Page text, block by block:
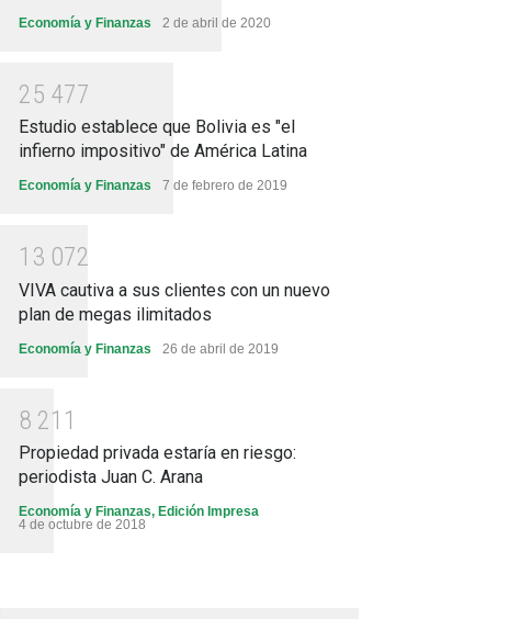
Economía y Finanzas 2 de abril de 2020
25 477
Estudio establece que Bolivia es "el
infierno impositivo" de América Latina
Economía y Finanzas 7 de febrero de 2019
1 3 072
VIVA cautiva a sus clientes con un nuevo
plan de megas ilimitados
Economía y Finanzas 26 de abril de 2019
8 21 1
Propiedad privada estaría en riesgo:
periodista Juan C. Arana
Economía y Finanzas, Edición Impresa
4 de octubre de 2018